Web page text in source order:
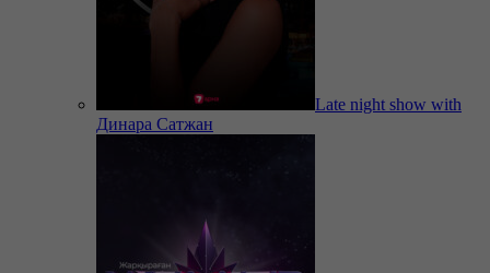
Late night show with
Динара Сатжан